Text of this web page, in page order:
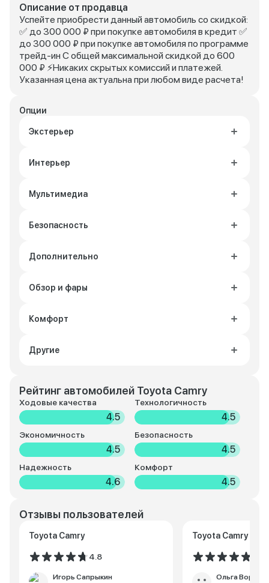
Описание от продавца
Успейте приобрести данный автомобиль со скидкой:
✅ до 300 000 ₽ при покупке автомобиля в кредит ✅
до 300 000 ₽ при покупке автомобиля по программе
трейд-ин С общей максимальной скидкой до 600
000 ₽ ⚡Никаких скрытых комиссий и платежей.
Указанная цена актуальна при любом виде расчета!
Опции
Экстерьер
Интерьер
Мультимедиа
Безопасность
Дополнительно
Обзор и фары
Комфорт
Другие
Рейтинг автомобилей Toyota Camry
Ходовые качества
4.5
Технологичность
4.5
Экономичность
4.5
Безопасность
4.5
Надежность
4.6
Комфорт
4.5
Отзывы пользователей
Toyota Camry
4.8
Игорь Сапрыкин
Toyota Camry
Ольга